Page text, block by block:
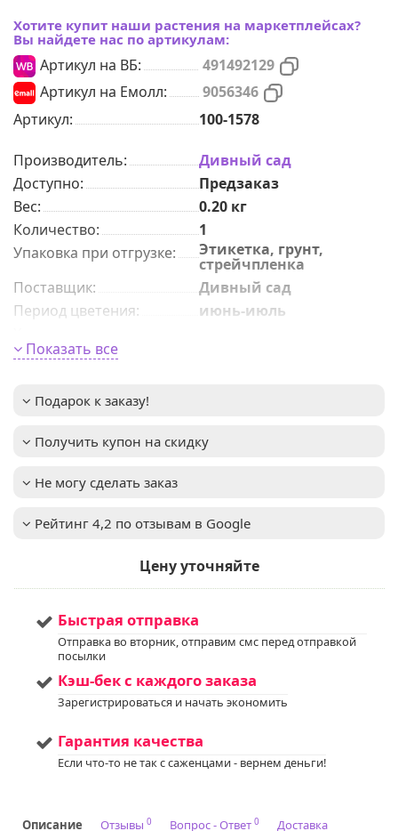
Хотите купит наши растения на маркетплейсах?
Вы найдете нас по артикулам:
Артикул на ВБ:
491492129
Артикул на Емолл:
9056346
Артикул:
100-1578
Производитель:
Дивный сад
Доступно:
Предзаказ
Вес:
0.20 кг
Количeствo:
1
Упаковка при отгрузке: Этикетка, грунт,
стрейчпленка
Поставщик:
Дивный сад
Период цветения:
июнь-июль
Преимущества сорта
Окраска цветка
белый
Высота взрослого
Зимостойкость:
до -31°C (зона USDA 4)
стебли обрезают
перед зимовкой
Освещенность:
Солнце + Полутень
Цвет хвои/листа:
Услуга: Мы предлагаем
услуги по уходу за
доступна. Если у вас
остались вопросы,
получения
дополнительной
информации.
+375298412160
Показать все
Подарок к заказу!
Получить купон на скидку
Не могу сделать заказ
Рейтинг 4,2 по отзывам в Google
Цену уточняйте
Быстрая отправка
Отправка во вторник, отправим смс перед отправкой
посылки
Кэш-бек с каждого заказа
Зарегистрироваться и начать экономить
Гарантия качества
Если что-то не так с саженцами - вернем деньги!
Описание Отзывы 0 Вопрос - Ответ 0 Доставка